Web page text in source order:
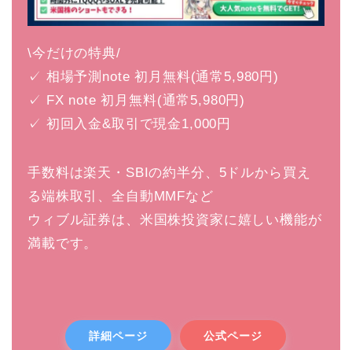
\今だけの特典/
✓ 相場予測note 初月無料(通常5,980円)
✓ FX note 初月無料(通常5,980円)
✓ 初回入金&取引で現金1,000円
手数料は楽天・SBIの約半分、5ドルから買え
る端株取引、全自動MMFなど
ウィブル証券は、米国株投資家に嬉しい機能が
満載です。
詳細ページ 公式ページ